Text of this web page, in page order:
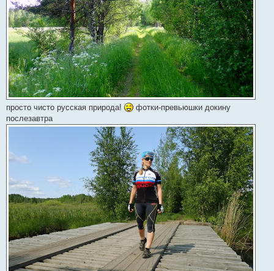
просто чисто русская природа!
фотки-превьюшки докину
послезавтра